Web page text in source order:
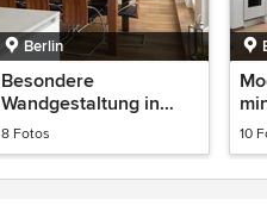
Berlin
Besondere
Wandgestaltung in
einer Berliner
Wohnung
8 Fotos 10